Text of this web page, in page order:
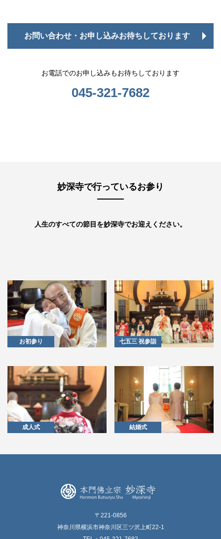
お問い合わせ・お申し込みお待ちしております
お電話でのお申し込みもお待ちしております
045-321-7682
妙深寺で行っているお参り
⼈⽣のすべての節⽬を妙深寺でお迎えください。
お初参り 七五三 祝参詣
成人式 結婚式
〒221-0856
神奈川県横浜市神奈川区三ツ沢上町22-1